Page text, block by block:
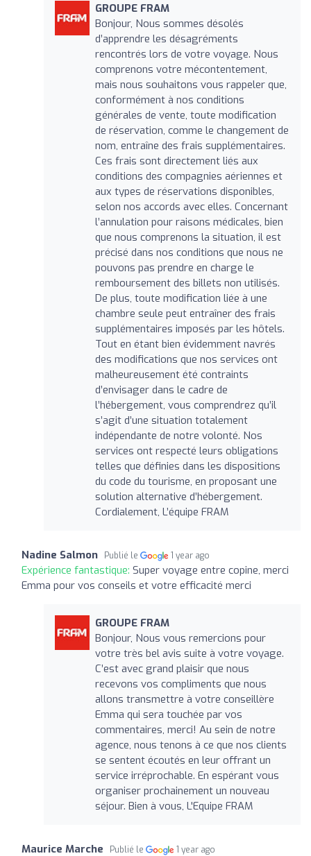
GROUPE FRAM
Bonjour, Nous sommes désolés
d’apprendre les désagréments
rencontrés lors de votre voyage. Nous
comprenons votre mécontentement,
mais nous souhaitons vous rappeler que,
conformément à nos conditions
générales de vente, toute modification
de réservation, comme le changement de
nom, entraîne des frais supplémentaires.
Ces frais sont directement liés aux
conditions des compagnies aériennes et
aux types de réservations disponibles,
selon nos accords avec elles. Concernant
l’annulation pour raisons médicales, bien
que nous comprenons la situation, il est
précisé dans nos conditions que nous ne
pouvons pas prendre en charge le
remboursement des billets non utilisés.
De plus, toute modification liée à une
chambre seule peut entraîner des frais
supplémentaires imposés par les hôtels.
Tout en étant bien évidemment navrés
des modifications que nos services ont
malheureusement été contraints
d’envisager dans le cadre de
l’hébergement, vous comprendrez qu’il
s’agit d’une situation totalement
indépendante de notre volonté. Nos
services ont respecté leurs obligations
telles que définies dans les dispositions
du code du tourisme, en proposant une
solution alternative d’hébergement.
Cordialement, L’équipe FRAM
Nadine Salmon Publié le 1 year ago
Expérience fantastique: Super voyage entre copine, merci
Emma pour vos conseils et votre efficacité merci
GROUPE FRAM
Bonjour, Nous vous remercions pour
votre très bel avis suite à votre voyage.
C’est avec grand plaisir que nous
recevons vos compliments que nous
allons transmettre à votre conseillère
Emma qui sera touchée par vos
commentaires, merci! Au sein de notre
agence, nous tenons à ce que nos clients
se sentent écoutés en leur offrant un
service irréprochable. En espérant vous
organiser prochainement un nouveau
séjour. Bien à vous, L'Equipe FRAM
Maurice Marche Publié le 1 year ago